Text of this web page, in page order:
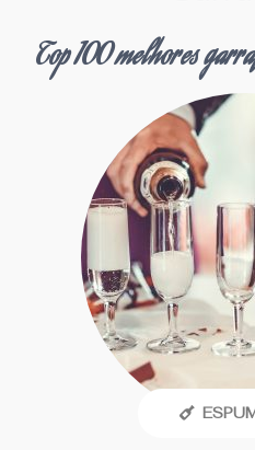
Top 100 melhores